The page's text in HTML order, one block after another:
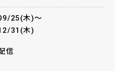
けた思いについてお話いただき
ルテの導入をご検討されてい
ご検討されている医療機関様の
25(木)〜
31(木)
信